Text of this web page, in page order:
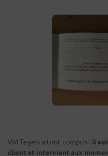
VM Tegels a tout compris : il
client et intervient aux